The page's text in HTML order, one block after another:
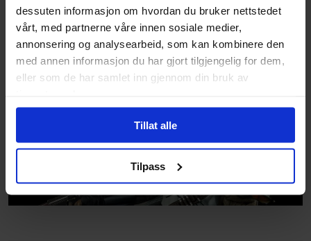
dessuten informasjon om hvordan du bruker nettstedet
vårt, med partnerne våre innen sosiale medier,
annonsering og analysearbeid, som kan kombinere den
med annen informasjon du har gjort tilgjengelig for dem,
eller som de har samlet inn gjennom din bruk av
Tillat alle
Tilpass
Grogu Snack Time T-Shirt
Difuzed
Star Wars
Grogu Manga T-Shirt
Difuzed
Star Wars